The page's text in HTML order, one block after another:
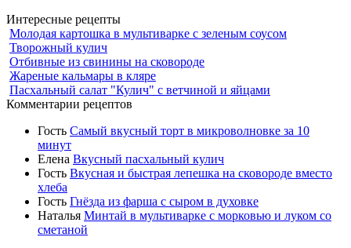
Интересные рецепты
Молодая картошка в мультиварке с зеленым соусом
Творожный кулич
Отбивные из свинины на сковороде
Жареные кальмары в кляре
Пасхальный салат "Кулич" с ветчиной и яйцами
Комментарии рецептов
Гость Самый вкусный торт в микроволновке за 10
минут
Елена Вкусный пасхальный кулич
Гость Вкусная и быстрая лепешка на сковороде вместо
хлеба
Гость Гнёзда из фарша с сыром в духовке
Наталья Минтай в мультиварке с морковью и луком со
сметаной